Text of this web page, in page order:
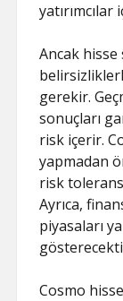
Ancak hisse
gerekir.
sonuçları
risk içerir.
yapmadan
risk
Ayrıca,
piyasaları
Cosmo